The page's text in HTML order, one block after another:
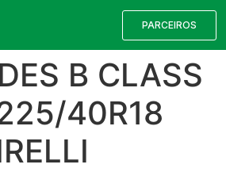
PARCEIROS
B CLASS
40R18